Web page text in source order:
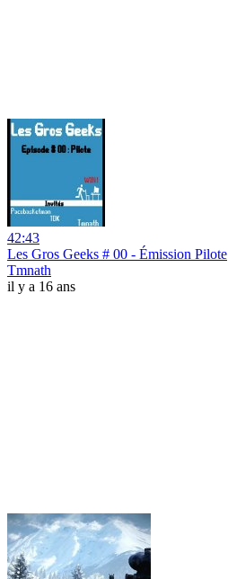
42:43
Les Gros Geeks # 00 - Émission Pilote
Tmnath
il y a 16 ans